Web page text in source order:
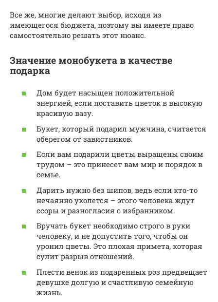
Все же, многие делают выбор, исходя из
имеющегося бюджета, поэтому вы имеете право
самостоятельно решать этот нюанс.
Значение монобукета в качестве
подарка
Дом будет насыщен положительной
энергией, если поставить цветок в высокую
красивую вазу.
Букет, который подарил мужчина, считается
оберегом от завистников.
Если вам подарили цветы выращены своим
трудом – это принесет вам мир и порядок в
семье.
Дарить нужно без шипов, ведь если кто-то
нечаянно уколется – этого человека ждут
ссоры и разногласия с избранником.
Вручать букет необходимо строго в руки
человеку, и не допустить того, чтобы он
уронил цветы. Это плохая примета, которая
сулит разрыв отношений.
Плести венок из подаренных роз предвещает
девушке долгую и счастливую семейную
жизнь.